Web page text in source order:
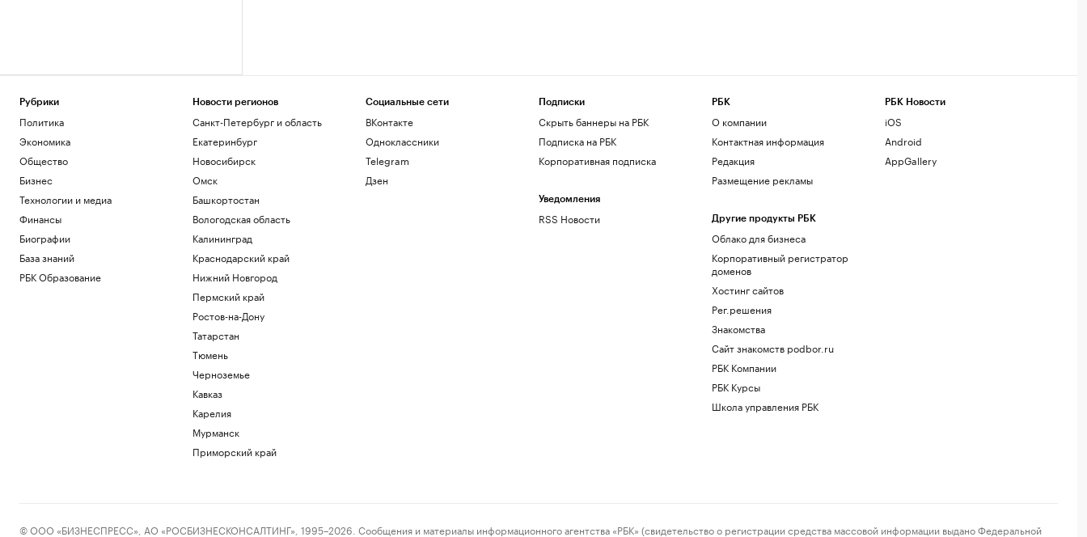
Рубрики
Политика
Экономика
Общество
Бизнес
Технологии и медиа
Финансы
Биографии
База знаний
РБК Образование
Новости регионов
Санкт-Петербург и область
Екатеринбург
Новосибирск
Омск
Башкортостан
Вологодская область
Калининград
Краснодарский край
Нижний Новгород
Пермский край
Ростов-на-Дону
Татарстан
Тюмень
Черноземье
Кавказ
Карелия
Мурманск
Приморский край
Социальные сети
ВКонтакте
Одноклассники
Telegram
Дзен
Подписки
Скрыть баннеры на РБК
Подписка на РБК
Корпоративная подписка
Уведомления
RSS Новости
РБК
О компании
Контактная информация
Редакция
Размещение рекламы
Другие продукты РБК
Облако для бизнеса
Корпоративный регистратор
доменов
Хостинг сайтов
Рег.решения
Знакомства
Сайт знакомств podbor.ru
РБК Компании
РБК Курсы
Школа управления РБК
РБК Новости
iOS
Android
AppGallery
© ООО «БИЗНЕСПРЕСС», АО «РОСБИЗНЕСКОНСАЛТИНГ», 1995–2026. Сообщения и материалы информационного агентства «РБК» (свидетельство о регистрации средства массовой информации выдано Федеральной